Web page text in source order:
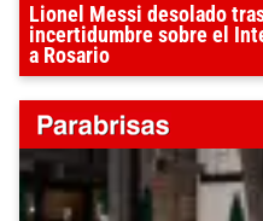
Lionel Messi desolado
incertidumbre sobre el
a Rosario